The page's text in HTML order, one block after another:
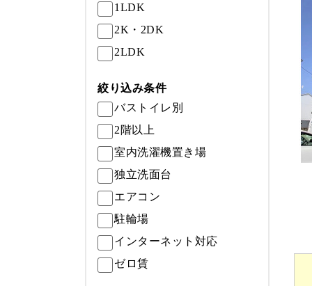
1LDK
2K・2DK
2LDK
絞り込み条件
バストイレ別
2階以上
室内洗濯機置き場
独立洗面台
エアコン
駐輪場
インターネット対応
ゼロ賃